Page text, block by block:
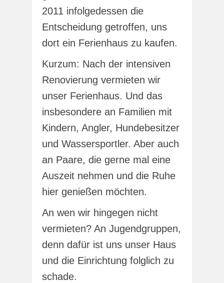
2011 infolgedessen die
Entscheidung getroffen, uns
dort ein Ferienhaus zu kaufen.
Kurzum: Nach der intensiven
Renovierung vermieten wir
unser Ferienhaus. Und das
insbesondere an Familien mit
Kindern, Angler, Hundebesitzer
und Wassersportler. Aber auch
an Paare, die gerne mal eine
Auszeit nehmen und die Ruhe
hier genießen möchten.
An wen wir hingegen nicht
vermieten? An Jugendgruppen,
denn dafür ist uns unser Haus
und die Einrichtung folglich zu
schade.